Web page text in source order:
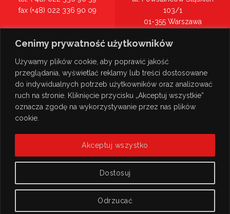
Cenimy prywatność użytkowników
Używamy plików cookie, aby poprawić jakość
przeglądania, wyświetlać reklamy lub treści dostosowane
do indywidualnych potrzeb użytkowników oraz analizować
ruch na stronie. Kliknięcie przycisku „Akceptuj wszystkie”
oznacza zgodę na wykorzystywanie przez nas plików
cookie.
Dostosuj
Odrzucać
Akceptuj wszystko
fax (+48) 022 336 90 09
tel. (+48) 022 336 90 00
103/1
01-355 Warszawa
Zobacz na mapie >
© Copyright 2026TANAKE